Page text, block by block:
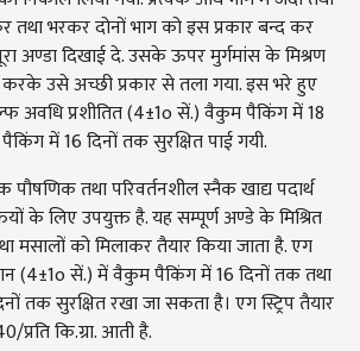
तथा भरकर दोनों भाग को इस प्रकार बन्द कर
अण्डा दिखाई दे. उसके ऊपर मुर्गमांस के मिश्रण
उसे अच्छी प्रकार से तला गया. इस भरे हुए
अवधि प्रशीतित (4±1o सें.) वैकुम पैकिंग में 18
में 16 दिनों तक सुरक्षित पाई गयी.
पौषणिक तथा परिवर्तनशील स्नैक खाद्य पदार्थ
के लिए उपयुक्त है. यह सम्पूर्ण अण्डे के मिश्रित
मसालों को मिलाकर तैयार किया जाता है. एग
(4±1o सें.) में वैकुम पैकिंग में 16 दिनों तक तथा
तक सुरक्षित रखा जा सकता है। एग स्ट्रिप तैयार
कि.ग्रा. आती है.